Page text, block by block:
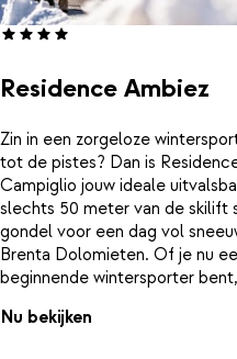
Residence Ambiez
Zin in een zorgeloze
tot de pistes? Dan is
Campiglio jouw ideale
slechts 50 meter van de skilift
gondel voor een dag vol
Brenta Dolomieten. Of je nu
beginnende wintersporter
alle moeilijkheidsgraden vind
Na een lange dag in de
verwarmde binnenzwembad
Nu bekijken